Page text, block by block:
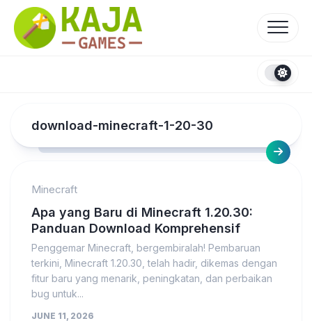
content
download-minecraft-1-20-30
Minecraft
Apa yang Baru di Minecraft 1.20.30:
Panduan Download Komprehensif
Penggemar Minecraft, bergembiralah! Pembaruan
terkini, Minecraft 1.20.30, telah hadir, dikemas dengan
fitur baru yang menarik, peningkatan, dan perbaikan
bug untuk...
JUNE 11, 2026